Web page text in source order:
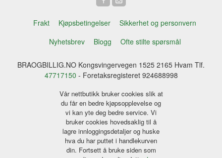
Frakt Kjøpsbetingelser
Sikkerhet og personvern
Nyhetsbrev
Blogg Ofte stilte spørsmål
BRAOGBILLIG.NO Kongsvingervegen 1525 2165 Hvam Tlf.
47717150 - Foretaksregisteret 924688998
Vår nettbutikk bruker cookies slik at
du får en bedre kjøpsopplevelse og
vi kan yte deg bedre service. Vi
bruker cookies hovedsaklig til å
lagre innloggingsdetaljer og huske
hva du har puttet i handlekurven
din. Fortsett å bruke siden som